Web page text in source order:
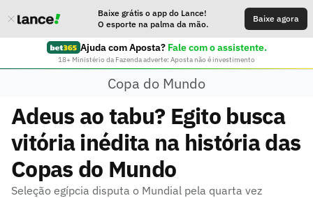
Baixe grátis o app do Lance!
O esporte na palma da mão.
Baixe agora
Ajuda com Aposta? Fale com o assistente.
18+ Ministério da Fazenda adverte: Aposta não é investimento
Copa do Mundo
Adeus ao tabu? Egito busca
vitória inédita na história das
Copas do Mundo
Seleção egípcia disputa o Mundial pela quarta vez